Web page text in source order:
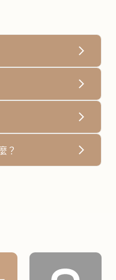
釉只修磨牙齒表面極少
以下，而成人牙
對牙齒造成損傷。
人可能在治療後牙齒會
。
？
畫。